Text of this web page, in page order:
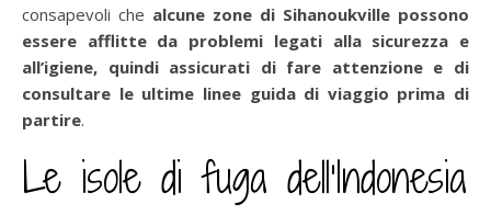
consapevoli che alcune zone di Sihanoukville possono
essere afflitte da problemi legati alla sicurezza e
all’igiene, quindi assicurati di fare attenzione e di
consultare le ultime linee guida di viaggio prima di
partire.
Le isole di fuga dell’Indonesia